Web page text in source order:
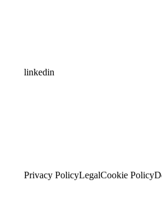
linkedin
Privacy PolicyLegalCookie Policy